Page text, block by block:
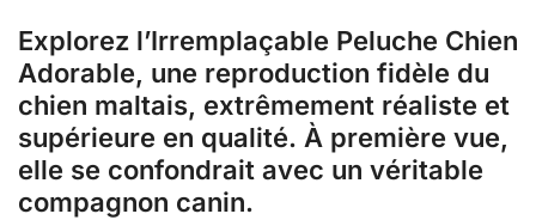
Explorez l’Irremplaçable Peluche Chien
Adorable, une reproduction fidèle du
chien maltais, extrêmement réaliste et
supérieure en qualité. À première vue,
elle se confondrait avec un véritable
compagnon canin.